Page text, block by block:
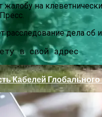
В Нижнем Новгороде
Кабелей Глобального
жалобу на
дела об